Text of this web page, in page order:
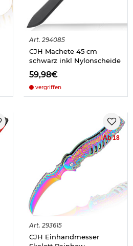
Art. 294085
CJH Machete 45 cm
schwarz inkl Nylonscheide
59,98€
vergriffen
Ab 18
Art. 293615
CJH Einhandmesser